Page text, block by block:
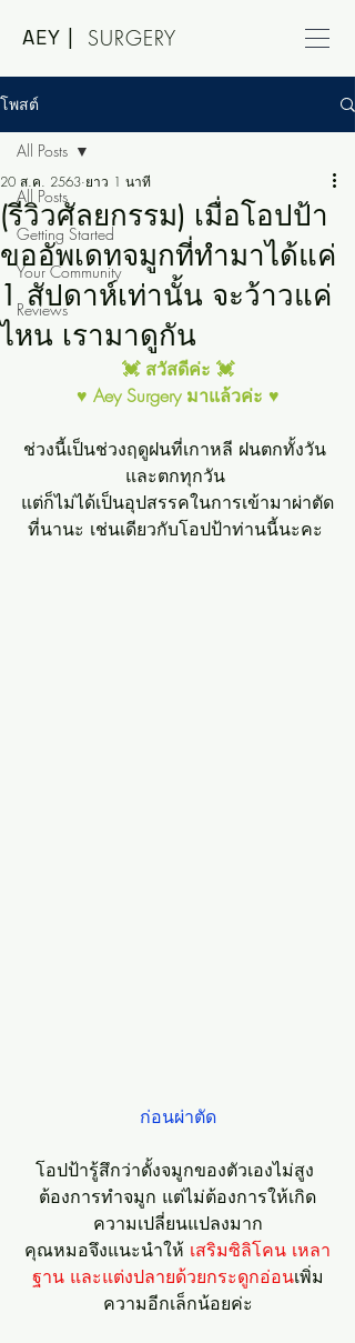
SURGERY
AEY |
โพสต์
All Posts
Getting Started
Your Community
Reviews
All Posts
(รีวิวศัลยกรรม) เมื่อโอปป้า
ขออัพเดทจมูกที่ทำมาได้แค่
1 สัปดาห์เท่านั้น จะว้าวแค่
ไหน เรามาดูกัน
20 ส.ค. 2563 ยาว 1 นาที
💓 สวัสดีค่ะ 💓
♥ Aey Surgery มาแล้วค่ะ ♥
ช่วงนี้เป็นช่วงฤดูฝนที่เกาหลี ฝนตกทั้งวัน
และตกทุกวัน
แต่ก็ไม่ได้เป็นอุปสรรคในการเข้ามาผ่าตัด
ที่นานะ เช่นเดียวกับโอปป้าท่านนี้นะคะ
ก่อนผ่าตัด
โอปป้ารู้สึกว่าดั้งจมูกของตัวเองไม่สูง
ต้องการทำจมูก แต่ไม่ต้องการให้เกิด
ความเปลี่ยนแปลงมาก
คุณหมอจึงแนะนำให้ เสริมซิลิโคน เหลา
ฐาน และแต่งปลายด้วยกระดูกอ่อนเพิ่ม
ความอีกเล็กน้อยค่ะ